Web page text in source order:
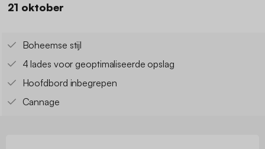
21 oktober
Boheemse stijl
4 lades voor geoptimaliseerde opslag
Hoofdbord inbegrepen
Cannage